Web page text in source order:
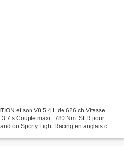
et son V8 5.4 L de 626 ch Vitesse
s Couple maxi : 780 Nm. SLR pour
ou Sporty Light Racing en anglais ce